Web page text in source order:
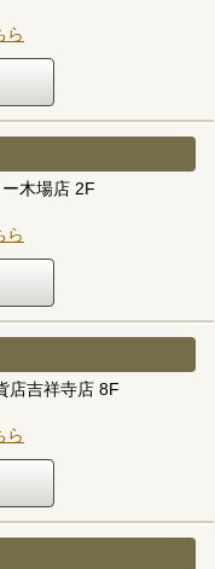
ら
木場店 2F
ら
店吉祥寺店 8F
ら